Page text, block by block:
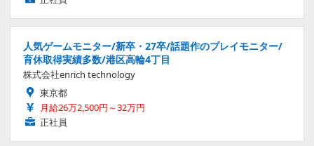
人気ゲームモニター/新卒・27卒/話題作のプレイモニター/
育休取得実績多数/港区高輪4丁目
株式会社enrich technology
東京都
月給26万2,500円～32万円
正社員